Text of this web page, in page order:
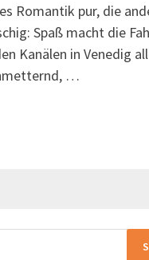
Romantik pur, die
Spaß macht die
Kanälen in Venedig
…